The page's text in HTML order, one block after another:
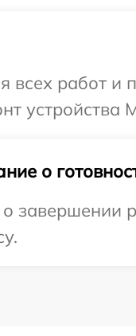
всех работ
устройства
о